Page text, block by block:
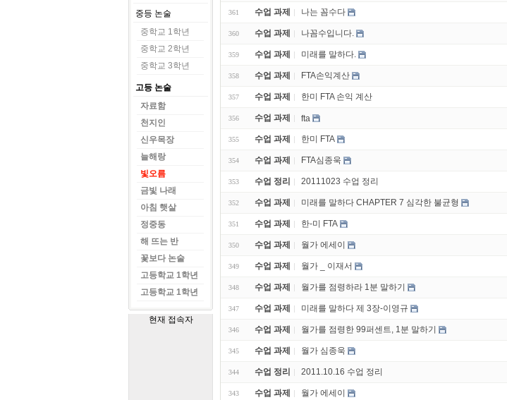
중등 논술
중학교 1학년
중학교 2학년
중학교 3학년
고등 논술
자료함
천지인
신우목장
늘해랑
빛오름
금빛 나래
아침 햇살
정중동
해 뜨는 반
꽃보다 논술
고등학교 1학년
고등학교 1학년
현재 접속자
361 수업 과제 나는 꼼수다
360 수업 과제 나꼼수입니다.
359 수업 과제 미래를 말하다.
358 수업 과제 FTA손익계산
357 수업 과제 한미 FTA 손익 계산
356 수업 과제 fta
355 수업 과제 한미 FTA
354 수업 과제 FTA심종욱
353 수업 정리 20111023 수업 정리
352 수업 과제 미래를 말하다 CHAPTER 7 심각한 불균형
351 수업 과제 한-미 FTA
350 수업 과제 월가 에세이
349 수업 과제 월가 _ 이재서
348 수업 과제 월가를 점령하라 1분 말하기
347 수업 과제 미래를 말하다 제 3장-이영규
346 수업 과제 월가를 점령한 99퍼센트, 1분 말하기
345 수업 과제 월가 심종욱
344 수업 정리 2011.10.16 수업 정리
343 수업 과제 월가 에세이